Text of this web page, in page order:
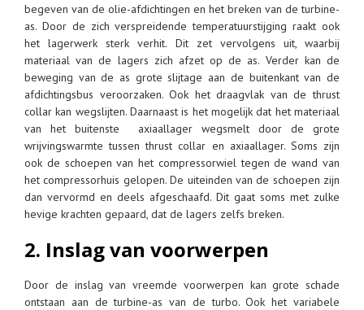
begeven van de olie-afdichtingen en het breken van de turbine-
as. Door de zich verspreidende temperatuurstijging raakt ook
het lagerwerk sterk verhit. Dit zet vervolgens uit, waarbij
materiaal van de lagers zich afzet op de as. Verder kan de
beweging van de as grote slijtage aan de buitenkant van de
afdichtingsbus veroorzaken. Ook het draagvlak van de thrust
collar kan wegslijten. Daarnaast is het mogelijk dat het materiaal
van het buitenste axiaallager wegsmelt door de grote
wrijvingswarmte tussen thrust collar en axiaallager. Soms zijn
ook de schoepen van het compressorwiel tegen de wand van
het compressorhuis gelopen. De uiteinden van de schoepen zijn
dan vervormd en deels afgeschaafd. Dit gaat soms met zulke
hevige krachten gepaard, dat de lagers zelfs breken.
2. Inslag van voorwerpen
Door de inslag van vreemde voorwerpen kan grote schade
ontstaan aan de turbine-as van de turbo. Ook het variabele